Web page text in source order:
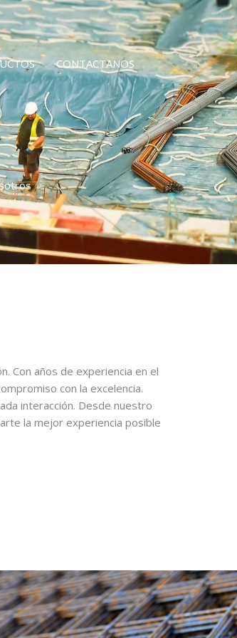
CONTACTANOS
Con años de experiencia en el
con la excelencia.
interacción. Desde nuestro
la mejor experiencia posible